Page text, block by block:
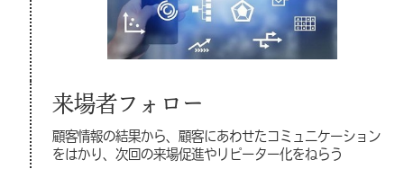
来場者フォロー
顧客情報の結果から、顧客にあわせたコミュニケーション
をはかり、次回の来場促進やリピーター化をねらう